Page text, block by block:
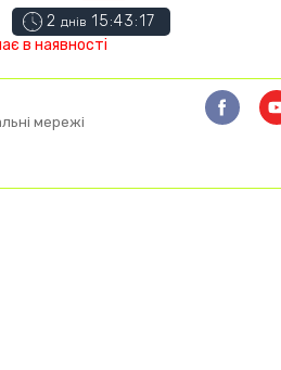
2 днів 15:43:16
в наявності
мережі